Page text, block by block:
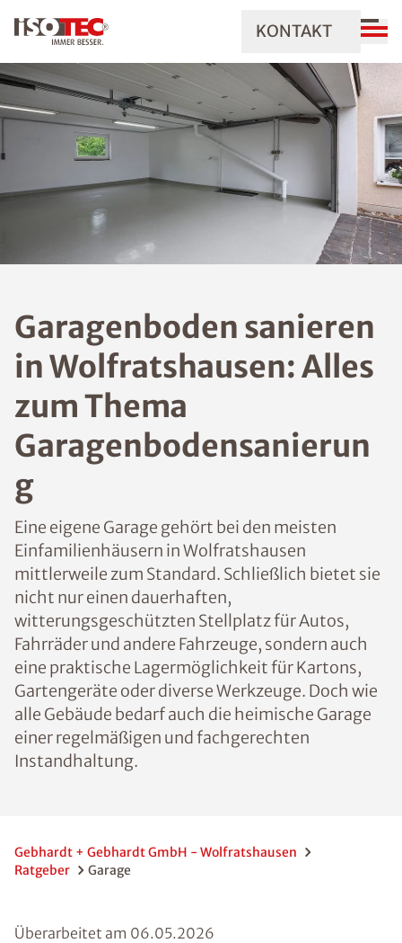
KONTAKT
Garagenboden sanieren
in Wolfratshausen: Alles
zum Thema
Garagenbodensanierun
g
Eine eigene Garage gehört bei den meisten
Einfamilienhäusern in Wolfratshausen
mittlerweile zum Standard. Schließlich bietet sie
nicht nur einen dauerhaften,
witterungsgeschützten Stellplatz für Autos,
Fahrräder und andere Fahrzeuge, sondern auch
eine praktische Lagermöglichkeit für Kartons,
Gartengeräte oder diverse Werkzeuge. Doch wie
alle Gebäude bedarf auch die heimische Garage
einer regelmäßigen und fachgerechten
Instandhaltung.
Gebhardt + Gebhardt GmbH - Wolfratshausen
Ratgeber
Garage
Überarbeitet am 06.05.2026